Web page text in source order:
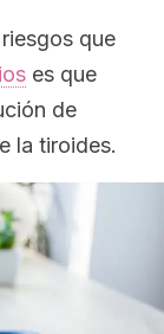
que
es que
de
la tiroides.